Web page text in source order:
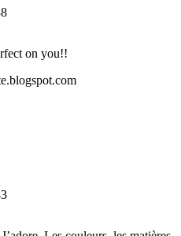
on you!!